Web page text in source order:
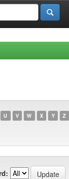
U V W X Y Z